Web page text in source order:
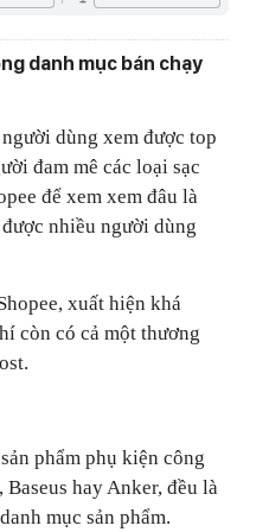
danh mục bán chạy
dùng xem được top
đam mê các loại sạc
để xem xem đâu là
nhiều người dùng
xuất hiện khá
còn có cả một thương
phẩm phụ kiện công
hay Anker, đều là
mục sản phẩm.